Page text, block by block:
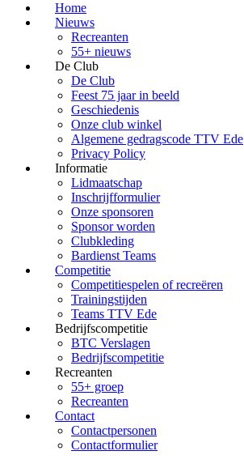
Home
Nieuws
Recreanten
55+ nieuws
De Club
De Club
Feest 75 jaar in beeld
Geschiedenis
Onze club winkel
Algemene gedragscode TTV Ede
Privacy Policy
Informatie
Lidmaatschap
Inschrijfformulier
Onze sponsoren
Sponsor worden
Clubkleding
Bardienst Teams
Competitie
Competitiespelen of recreëren
Trainingstijden
Teams TTV Ede
Bedrijfscompetitie
BTC Verslagen
Bedrijfscompetitie
Recreanten
55+ groep
Recreanten
Contact
Contactpersonen
Contactformulier